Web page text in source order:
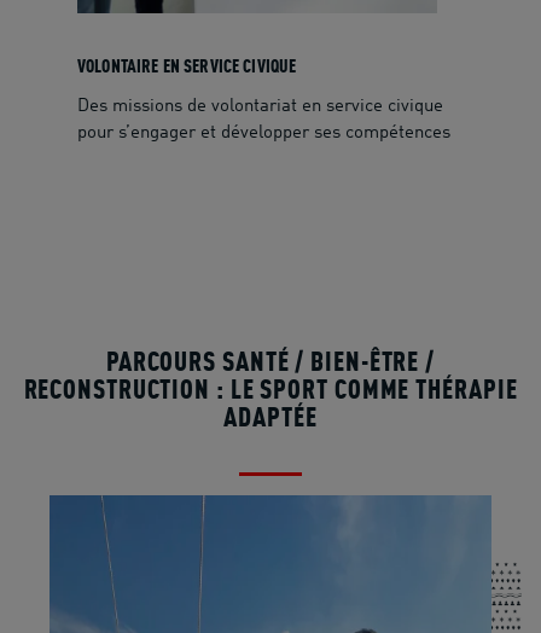
VOLONTAIRE EN SERVICE CIVIQUE
Des missions de volontariat en service civique
pour s’engager et développer ses compétences
PARCOURS SANTÉ / BIEN-ÊTRE /
RECONSTRUCTION : LE SPORT COMME THÉRAPIE
ADAPTÉE